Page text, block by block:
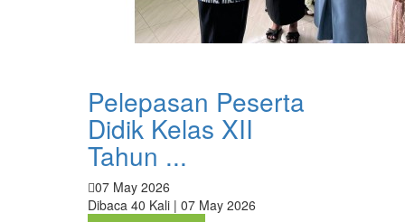
Pelepasan Peserta
Didik Kelas XII
Tahun ...
07 May 2026
Dibaca 40 Kali | 07 May 2026